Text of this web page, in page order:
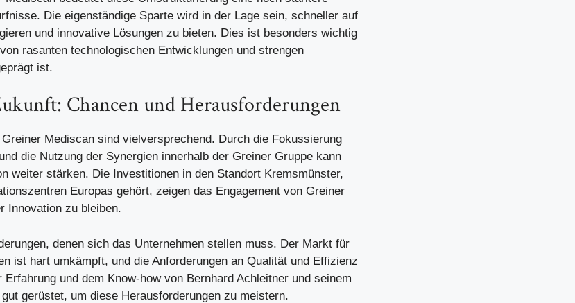
Die eigenständige Sparte wird in der Lage sein, schneller auf
und innovative Lösungen zu bieten. Dies ist besonders wichtig
rasanten technologischen Entwicklungen und strengen
ist.
Chancen und Herausforderungen
Mediscan sind vielversprechend. Durch die Fokussierung
die Nutzung der Synergien innerhalb der Greiner Gruppe kann
weiter stärken. Die Investitionen in den Standort Kremsmünster,
Europas gehört, zeigen das Engagement von Greiner
Innovation zu bleiben.
denen sich das Unternehmen stellen muss. Der Markt für
ist hart umkämpft, und die Anforderungen an Qualität und Effizienz
und dem Know-how von Bernhard Achleitner und seinem
gerüstet, um diese Herausforderungen zu meistern.